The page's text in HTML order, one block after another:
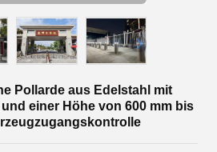
Pollarde aus Edelstahl mit
einer Höhe von 600 mm bis